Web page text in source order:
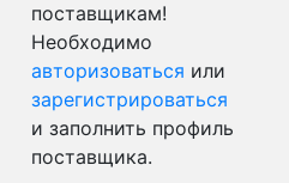
поставщикам!
Необходимо
авторизоваться или
зарегистрироваться
и заполнить профиль
поставщика.